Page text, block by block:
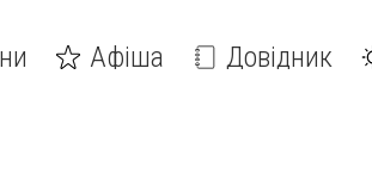
Афіша Довідник